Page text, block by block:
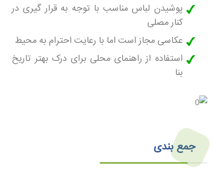
پوشیدن لباس مناسب با توجه به قرار گیری در
کنار مصلی
عکاسی مجاز است اما با رعایت احترام به محیط
استفاده از راهنمای محلی برای درک بهتر تاریخ
بنا
جمع بندی